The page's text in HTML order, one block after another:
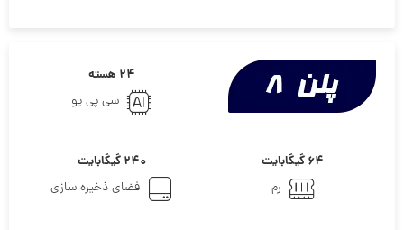
۲۴ هسته
سی پی یو
۶۴ گیگابایت
رم
۲۴۰ گیگابایت
فضای ذخیره سازی